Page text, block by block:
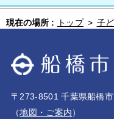
現在の場所 : トップ > 子
〒273-8501 千葉県船橋
（地図・ご案内）